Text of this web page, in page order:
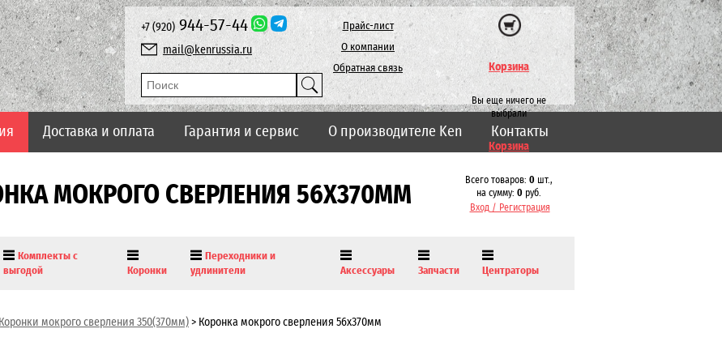
+7 (920)944-57-44
mail@kenrussia.ru
Прайс-лист
О компании
Обратная связь
Корзина
Вы еще ничего не
выбрали
Корзина
Всего товаров: 0 шт.,
на сумму: 0 руб.
Вход / Регистрация
Доставка и оплата Гарантия и сервис О производителе Ken Контакты
МОКРОГО СВЕРЛЕНИЯ 56Х370ММ
Комплекты с
выгодой
Коронки
Переходники и
удлинители
Аксессуары Запчасти Центраторы
Коронки мокрого сверления 350(370мм)> Коронка мокрого сверления 56х370мм